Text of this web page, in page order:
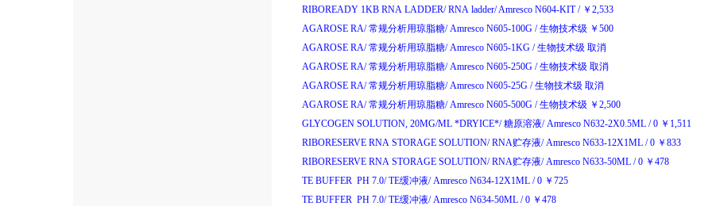
RIBOREADY 1KB RNA LADDER/ RNA ladder/Amresco N604-KIT / ￥ 2,533
AGAROSE RA/ 常规分析用琼脂糖/ Amresco N605-100G / 生物技术级 ￥ 500
AGAROSE RA/ 常规分析用琼脂糖/ Amresco N605-1KG / 生物技术级 取消
AGAROSE RA/ 常规分析用琼脂糖/ Amresco N605-250G / 生物技术级 取消
AGAROSE RA/ 常规分析用琼脂糖/ Amresco N605-25G / 生物技术级 取消
AGAROSE RA/ 常规分析用琼脂糖/ Amresco N605-500G / 生物技术级 ￥ 2,500
GLYCOGEN SOLUTION, 20MG/ML *DRYICE*/ 糖原溶液/ Amresco N632-2X0.5ML / 0 ￥ 1,511
RIBORESERVE RNA STORAGE SOLUTION/ RNA贮存液/ Amresco N633-12X1ML / 0 ￥ 833
RIBORESERVE RNA STORAGE SOLUTION/ RNA贮存液/ Amresco N633-50ML / 0 ￥ 478
TE BUFFER PH 7.0/ TE缓冲液/ Amresco N634-12X1ML / 0 ￥ 725
TE BUFFER PH 7.0/ TE缓冲液/ Amresco N634-50ML / 0 ￥ 478